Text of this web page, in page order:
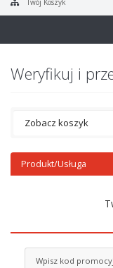
Twój Koszyk
Weryfikuj i
Produkt/Usługa
Wpisz kod